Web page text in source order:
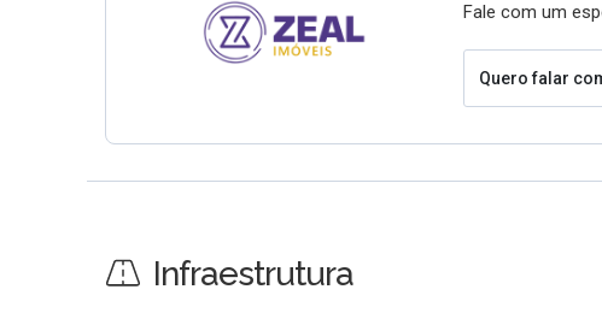
Fale com um
Quero falar
Infraestrutura